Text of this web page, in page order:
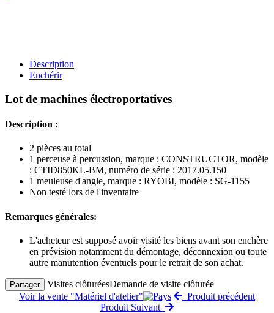
Description
Enchérir
Lot de machines électroportatives
Description :
2 pièces au total
1 perceuse à percussion, marque : CONSTRUCTOR, modèle
: CTID850KL-BM, numéro de série : 2017.05.150
1 meuleuse d'angle, marque : RYOBI, modèle : SG-1155
Non testé lors de l'inventaire
Remarques générales:
L'acheteur est supposé avoir visité les biens avant son enchère
en prévision notamment du démontage, déconnexion ou toute
autre manutention éventuels pour le retrait de son achat.
Partager Visites clôturéesDemande de visite clôturée
Voir la vente "Matériel d'atelier"
Produit précédent
Produit Suivant